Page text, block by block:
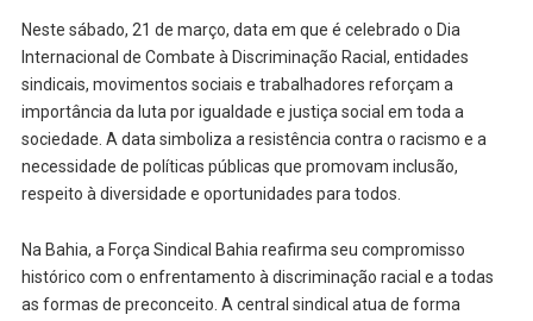
Neste sábado, 21 de março, data em que é celebrado o Dia
Internacional de Combate à Discriminação Racial, entidades
sindicais, movimentos sociais e trabalhadores reforçam a
importância da luta por igualdade e justiça social em toda a
sociedade. A data simboliza a resistência contra o racismo e a
necessidade de políticas públicas que promovam inclusão,
respeito à diversidade e oportunidades para todos.
Na Bahia, a Força Sindical Bahia reafirma seu compromisso
histórico com o enfrentamento à discriminação racial e a todas
as formas de preconceito. A central sindical atua de forma